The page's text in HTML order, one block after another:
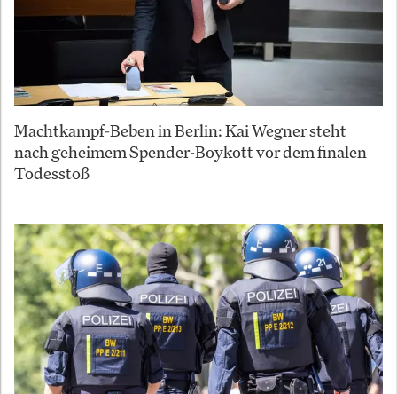
Machtkampf-Beben in Berlin: Kai Wegner steht
nach geheimem Spender-Boykott vor dem finalen
Todesstoß